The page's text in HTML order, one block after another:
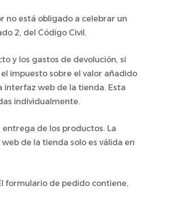
no está obligado a celebrar un
2, del Código Civil.
y los gastos de devolución, si
impuesto sobre el valor añadido
interfaz web de la tienda. Esta
individualmente.
de los productos. La
de la tienda solo es válida en
formulario de pedido contiene,